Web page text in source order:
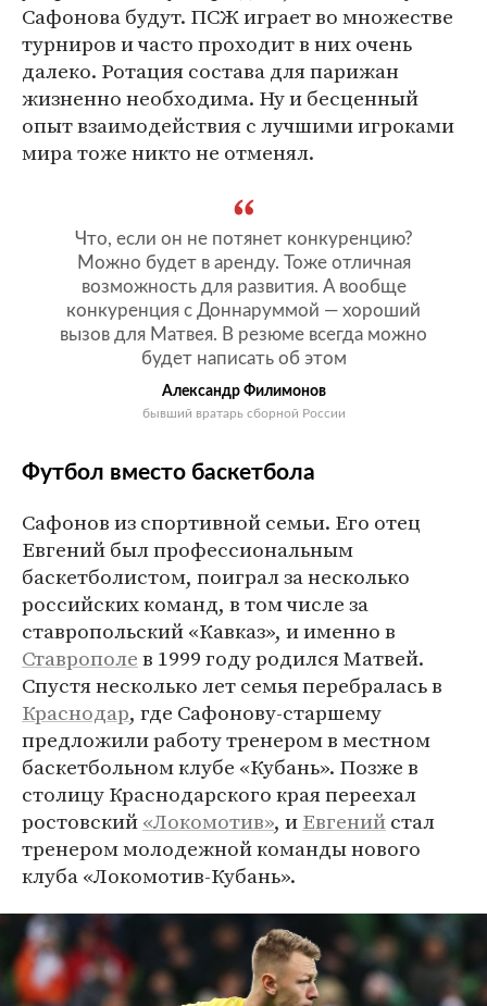
Сафонова будут. ПСЖ играет во множестве
турниров и часто проходит в них очень
далеко. Ротация состава для парижан
жизненно необходима. Ну и бесценный
опыт взаимодействия с лучшими игроками
мира тоже никто не отменял.
Что, если он не потянет конкуренцию?
Можно будет в аренду. Тоже отличная
возможность для развития. А вообще
конкуренция с Доннаруммой — хороший
вызов для Матвея. В резюме всегда можно
будет написать об этом
Александр Филимонов
бывший вратарь сборной России
Футбол вместо баскетбола
Сафонов из спортивной семьи. Его отец
Евгений был профессиональным
баскетболистом, поиграл за несколько
российских команд, в том числе за
ставропольский «Кавказ», и именно в
Ставрополев 1999 году родился Матвей.
Спустя несколько лет семья перебралась в
Краснодар, где Сафонову-старшему
предложили работу тренером в местном
баскетбольном клубе «Кубань». Позже в
столицу Краснодарского края переехал
ростовский«Локомотив», иЕвгенийстал
тренером молодежной команды нового
клуба «Локомотив-Кубань».